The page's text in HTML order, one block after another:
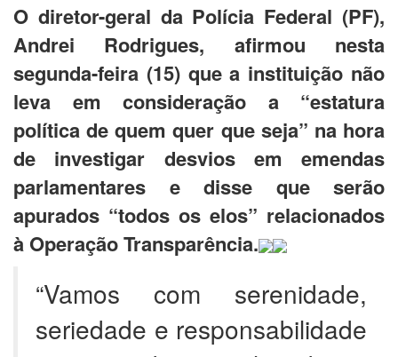
O diretor-geral da Polícia Federal (PF),
Andrei Rodrigues, afirmou nesta
segunda-feira (15) que a instituição não
leva em consideração a “estatura
política de quem quer que seja” na hora
de investigar desvios em emendas
parlamentares e disse que serão
apurados “todos os elos” relacionados
à Operação Transparência.
“Vamos com serenidade,
seriedade e responsabilidade